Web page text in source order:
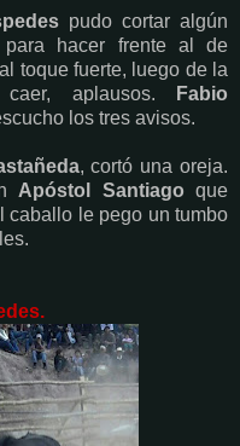
pudo cortar algún
hacer frente al de
toque fuerte, luego de la
aplausos.
Fabio
los tres avisos.
, cortó una oreja.
Apóstol Santiago que
caballo le pego un tumbo